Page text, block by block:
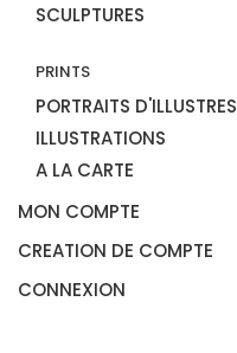
SCULPTURES
PRINTS
PORTRAITS D'ILLUSTRES
ILLUSTRATIONS
A LA CARTE
MON COMPTE
CREATION DE COMPTE
CONNEXION